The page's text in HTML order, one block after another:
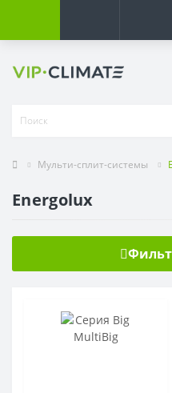
Мульти-сплит-системы
Energolux